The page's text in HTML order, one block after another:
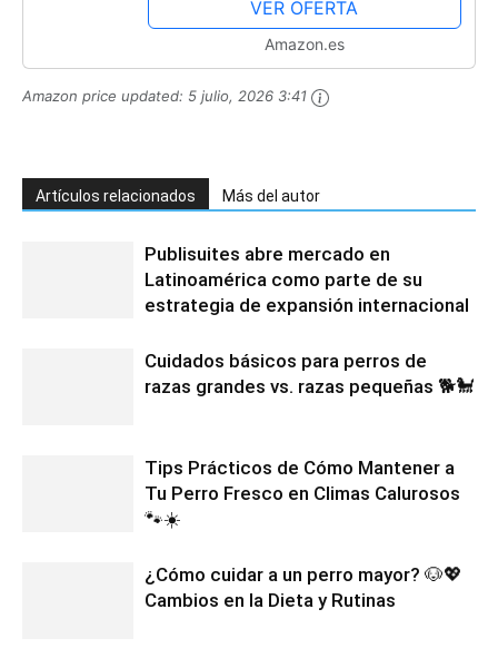
VER OFERTA
Amazon.es
Amazon price updated: 5 julio, 2026 3:41
Artículos relacionados Más del autor
Publisuites abre mercado en
Latinoamérica como parte de su
estrategia de expansión internacional
Cuidados básicos para perros de
razas grandes vs. razas pequeñas 🐕🐩
Tips Prácticos de Cómo Mantener a
Tu Perro Fresco en Climas Calurosos
🐾☀️
¿Cómo cuidar a un perro mayor? 🐶💖
Cambios en la Dieta y Rutinas